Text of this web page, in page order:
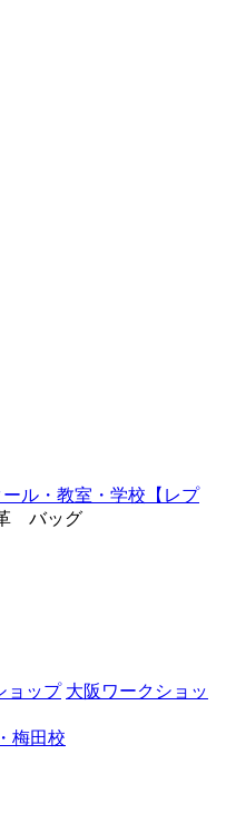
ル・教室・学校【レプ
バッグ
ョップ 大阪ワークショッ
梅田校